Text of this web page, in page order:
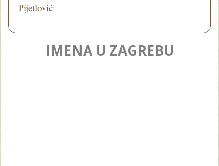
Pijetlović
IMENA U ZAGREBU